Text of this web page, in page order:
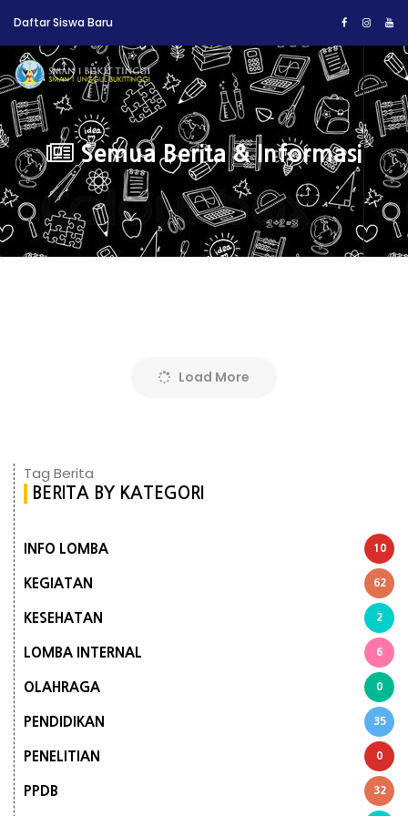
Daftar Siswa Baru
Semua Berita & Informasi
Load More
Tag Berita
BERITA BY KATEGORI
INFO LOMBA 10
KEGIATAN 62
KESEHATAN 2
LOMBA INTERNAL 6
OLAHRAGA 0
PENDIDIKAN 35
PENELITIAN 0
PPDB 32